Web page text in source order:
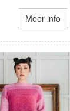
Meer info